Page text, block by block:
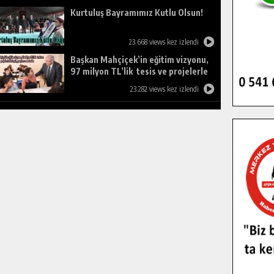
Kurtuluş Bayramımız Kutlu Olsun!
23.668 views kez izlendi
Başkan Mahçiçek’in eğitim vizyonu,
97 milyon TL’lik tesis ve projelerle
23.282 views kez izlendi